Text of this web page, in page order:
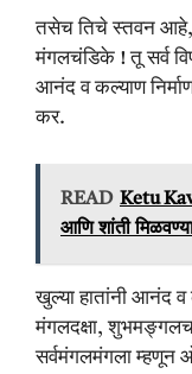
तसेच तिचे स्तवन आहे,
मंगलचंडिके ! तू सर्व
आनंद व कल्याण
कर.
READ Ketu
आणि शांती
खुल्या हातांनी आनंद व
मंगलदक्षा,
सर्वमंगलमंगला